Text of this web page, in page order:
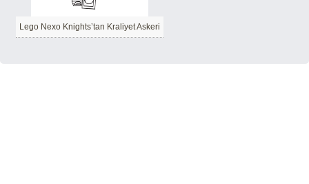
Lego Nexo Knights’tan Kraliyet Askeri